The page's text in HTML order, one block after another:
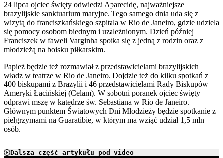
24 lipca ojciec święty odwiedzi Aparecidę, najważniejsze
brazylijskie sanktuarium maryjne. Tego samego dnia uda się z
wizytą do franciszkańskiego szpitala w Rio de Janeiro, gdzie udziela
się pomocy osobom biednym i uzależnionym. Dzień później
Franciszek w faweli Varginha spotka się z jedną z rodzin oraz z
młodzieżą na boisku piłkarskim.
Papież będzie też rozmawiał z przedstawicielami brazylijskich
władz w teatrze w Rio de Janeiro. Dojdzie też do kilku spotkań z
400 biskupami z Brazylii i 46 przedstawicielami Rady Biskupów
Ameryki Łacińskiej (Celam). W sobotni poranek ojciec święty
odprawi mszę w katedrze św. Sebastiana w Rio de Janeiro.
Głównym punktem Światowych Dni Młodzieży będzie spotkanie z
pielgrzymami na Guaratibie, w którym ma wziąć udział 1,5 mln
osób.
Dalsza część artykułu pod video